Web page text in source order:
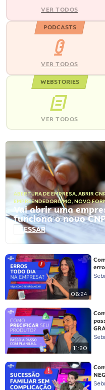
VER TODOS
PODCASTS
VER TODOS
WEBSTORIES
VER TODOS
ABERTURA DE EMPRESA, ABRIR
EMPREENDEDORISMO, NOVO
Vai abrir uma
funciona o novo
ACESSAR
06:24
11:20